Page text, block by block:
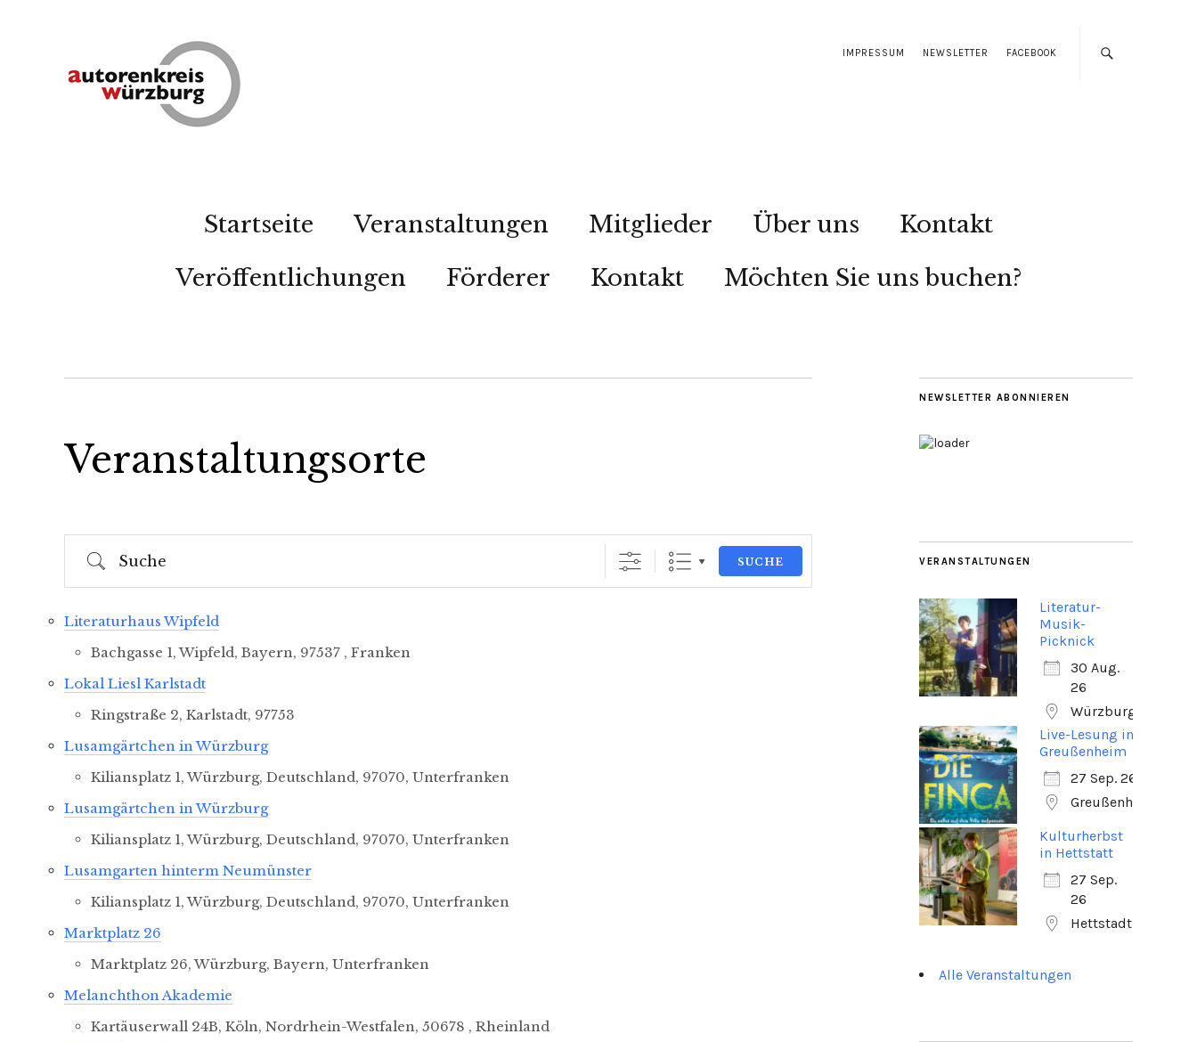
IMPRESSUM NEWSLETTER FACEBOOK
Startseite Veranstaltungen Mitglieder Über uns
Kontakt
Veröffentlichungen
Förderer Kontakt Möchten Sie uns buchen?
Veranstaltungsorte
Suche
SUCHE
Orte mit vielen Veranstaltungen?
Literaturhaus Wipfeld
Bachgasse 1, Wipfeld, Bayern, 97537 , Franken
Lokal Liesl Karlstadt
Ringstraße 2, Karlstadt, 97753
Lusamgärtchen in Würzburg
Kiliansplatz 1, Würzburg, Deutschland, 97070, Unterfranken
Lusamgärtchen in Würzburg
Kiliansplatz 1, Würzburg, Deutschland, 97070, Unterfranken
Lusamgarten hinterm Neumünster
Kiliansplatz 1, Würzburg, Deutschland, 97070, Unterfranken
Marktplatz 26
Marktplatz 26, Würzburg, Bayern, Unterfranken
Melanchthon Akademie
Kartäuserwall 24B, Köln, Nordrhein-Westfalen, 50678 , Rheinland
NEWSLETTER ABONNIEREN
VERANSTALTUNGEN
Literatur-
Musik-
Picknick
30 Aug.
26
Würzburg
Live-Lesung in
Greußenheim
27 Sep. 26
Greußenheim
Kulturherbst
in Hettstatt
27 Sep.
26
Hettstadt
Alle Veranstaltungen